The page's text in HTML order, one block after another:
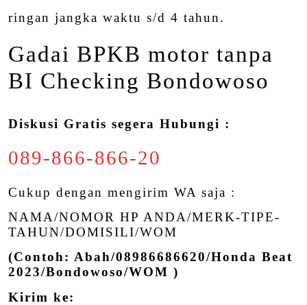
ringan jangka waktu s/d 4 tahun.
Gadai BPKB motor tanpa
BI Checking Bondowoso
Diskusi Gratis segera Hubungi :
089-866-866-20
Cukup dengan mengirim WA saja :
NAMA/NOMOR HP ANDA/MERK-TIPE-
TAHUN/DOMISILI/WOM
(Contoh: Abah/08986686620/Honda Beat
2023/Bondowoso/WOM )
Kirim ke: